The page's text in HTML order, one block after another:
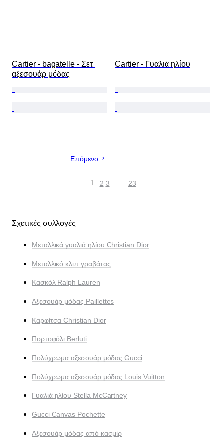
Cartier - bagatelle - Σετ
αξεσουάρ μόδας
Cartier - Γυαλιά ηλίου
Επόμενο
1 2 3 … 23
Σχετικές συλλογές
Μεταλλικά γυαλιά ηλίου Christian Dior
Μεταλλικό κλιπ γραβάτας
Κασκόλ Ralph Lauren
Αξεσουάρ μόδας Paillettes
Καρφίτσα Christian Dior
Πορτοφόλι Berluti
Πολύχρωμα αξεσουάρ μόδας Gucci
Πολύχρωμα αξεσουάρ μόδας Louis Vuitton
Γυαλιά ηλίου Stella McCartney
Gucci Canvas Pochette
Αξεσουάρ μόδας από κασμίρ